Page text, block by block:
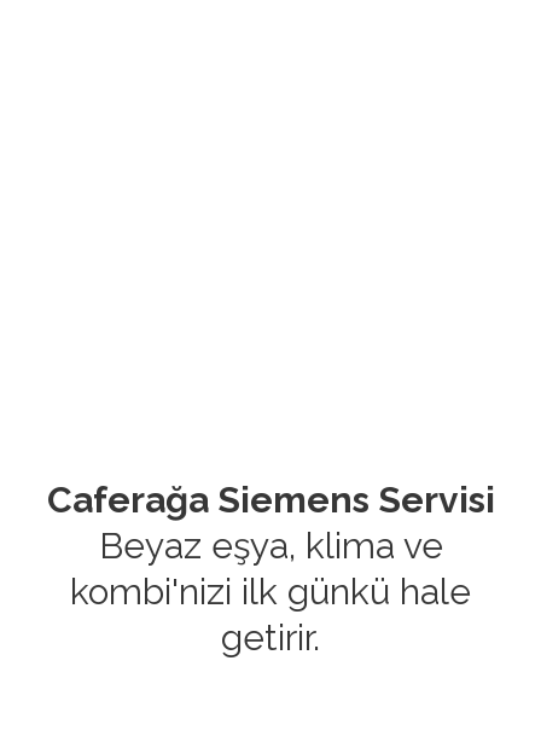
Caferağa Siemens Servisi
Beyaz eşya, klima ve
kombi'nizi ilk günkü hale
getirir.